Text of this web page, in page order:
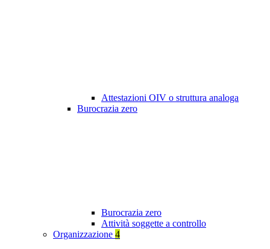
Attestazioni OIV o struttura analoga
Burocrazia zero
Burocrazia zero
Attività soggette a controllo
Organizzazione 4